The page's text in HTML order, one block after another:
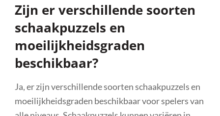
Zijn er verschillende soorten
schaakpuzzels en
moeilijkheidsgraden
beschikbaar?
Ja, er zijn verschillende soorten schaakpuzzels en
moeilijkheidsgraden beschikbaar voor spelers van